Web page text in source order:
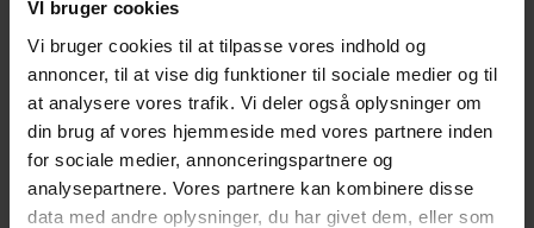
VI bruger cookies
Vi bruger cookies til at tilpasse vores indhold og
annoncer, til at vise dig funktioner til sociale medier og til
at analysere vores trafik. Vi deler også oplysninger om
din brug af vores hjemmeside med vores partnere inden
for sociale medier, annonceringspartnere og
analysepartnere. Vores partnere kan kombinere disse
data med andre oplysninger, du har givet dem, eller som
+42 50 %